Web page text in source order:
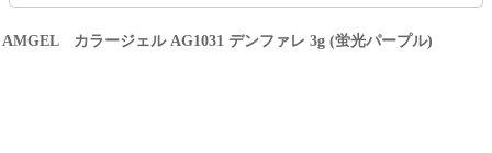
AMGEL カラージェル AG1031 デンファレ 3g (蛍光パープル)